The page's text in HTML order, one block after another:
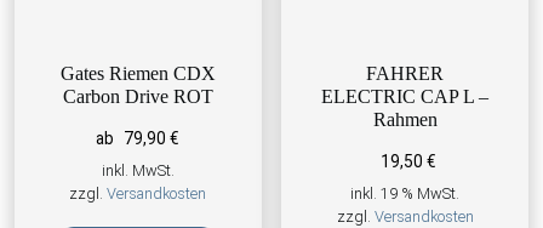
Gates Riemen CDX
Carbon Drive ROT
ab 79,90€
inkl. MwSt.
zzgl.Versandkosten
FAHRER
ELECTRIC CAP L –
Rahmen
19,50 €
inkl. 19 % MwSt.
zzgl. Versandkosten